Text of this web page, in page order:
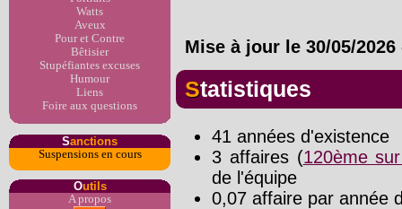
Watts
Aveux
Pour et Contre
Bêtisier
Stupéfiantes excuses
Humour
Liens
Foire aux questions
Sanctions
Suspensions en cours
Outils
A propos
Mise à jour le 30/05/2026
Statistiques
41 années d'existence
3 affaires (120ème
de l'équipe
0,07 affaire par année